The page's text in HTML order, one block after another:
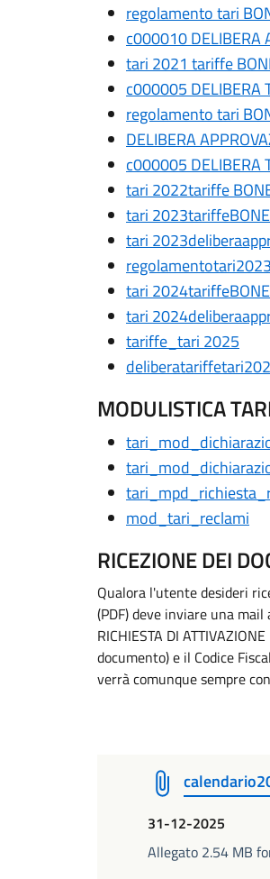
regolamento tari
c000010 DELIBERA
tari 2021 tariffe
c000005 DELIBERA
regolamento tari
DELIBERA
c000005 DELIBERA
tari 2022tariffe
tari
tari
tari
tari
tariffe_tari 2025
MODULISTICA
mod_tari_reclami
RICEZIONE DEI
Qualora l'utente desideri
(PDF) deve inviare una
RICHIESTA DI
documento) e il Codice
verrà comunque sempre
31-12-2025
Allegato 2.54 MB